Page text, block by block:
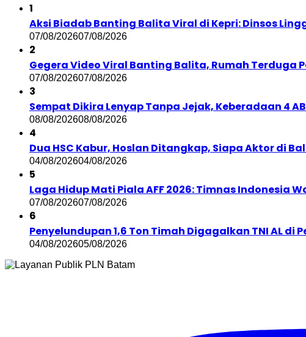
1
Aksi Biadab Banting Balita Viral di Kepri: Dinsos
07/08/202607/08/2026
2
Gegera Video Viral Banting Balita, Rumah Terduga
07/08/202607/08/2026
3
Sempat Dikira Lenyap Tanpa Jejak, Keberadaan 4
08/08/202608/08/2026
4
Dua HSC Kabur, Hoslan Ditangkap, Siapa Aktor di
04/08/202604/08/2026
5
Laga Hidup Mati Piala AFF 2026: Timnas Indonesia
07/08/202607/08/2026
6
Penyelundupan 1,6 Ton Timah Digagalkan TNI AL
04/08/202605/08/2026